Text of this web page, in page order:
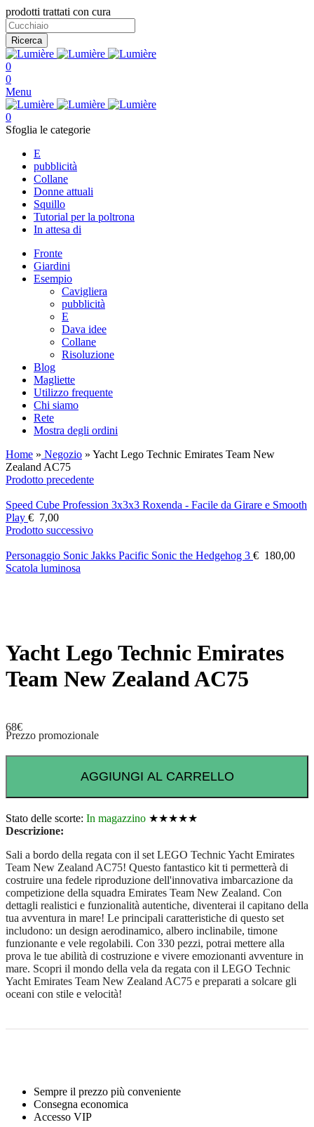
prodotti trattati con cura
Ricerca
0
0
Menu
0
Sfoglia le categorie
E
pubblicità
Collane
Donne attuali
Squillo
Tutorial per la poltrona
In attesa di
Fronte
Giardini
Esempio
Cavigliera
pubblicità
E
Dava idee
Collane
Risoluzione
Blog
Magliette
Utilizzo frequente
Chi siamo
Rete
Mostra degli ordini
Home » Negozio » Yacht Lego Technic Emirates Team New
Zealand AC75
Prodotto precedente
Speed ​​Cube Profession 3x3x3 Roxenda - Facile da Girare e Smooth
Play € 7,00
Prodotto successivo
Personaggio Sonic Jakks Pacific Sonic the Hedgehog 3 € 180,00
Scatola luminosa
Yacht Lego Technic Emirates
Team New Zealand AC75
68€
Prezzo promozionale
AGGIUNGI AL CARRELLO
Stato delle scorte: In magazzino ★★★★★
Descrizione:
Sali a bordo della regata con il set LEGO Technic Yacht Emirates
Team New Zealand AC75! Questo fantastico kit ti permetterà di
costruire una fedele riproduzione dell'innovativa imbarcazione da
competizione della squadra Emirates Team New Zealand. Con
dettagli realistici e funzionalità autentiche, diventerai il capitano della
tua avventura in mare! Le principali caratteristiche di questo set
includono: un design aerodinamico, albero inclinabile, timone
funzionante e vele regolabili. Con 330 pezzi, potrai mettere alla
prova le tue abilità di costruzione e vivere emozionanti avventure in
mare. Scopri il mondo della vela da regata con il LEGO Technic
Yacht Emirates Team New Zealand AC75 e preparati a solcare gli
oceani con stile e velocità!
Sempre il prezzo più conveniente
Consegna economica
Accesso VIP